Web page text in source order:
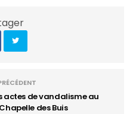
actes de vandalisme au
des Buis